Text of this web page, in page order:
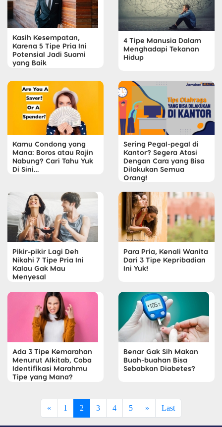
Kasih Kesempatan,
Karena 5 Tipe Pria Ini
Potensial Jadi Suami
yang Baik
4 Tipe Manusia Dalam
Menghadapi Tekanan
Hidup
Kamu Condong yang
Mana: Boros atau Rajin
Nabung? Cari Tahu Yuk
Di Sini…
Sering Pegal-pegal di
Kantor? Segera Atasi
Dengan Cara yang Bisa
Dilakukan Semua
Orang!
Pikir-pikir Lagi Deh
Nikahi 7 Tipe Pria Ini
Kalau Gak Mau
Menyesal
Para Pria, Kenali Wanita
Dari 3 Tipe Kepribadian
Ini Yuk!
Ada 3 Tipe Kemarahan
Menurut Alkitab, Coba
Identifikasi Marahmu
Tipe yang Mana?
Benar Gak Sih Makan
Buah-buahan Bisa
Sebabkan Diabetes?
« 1 2 3 4 5 » Last